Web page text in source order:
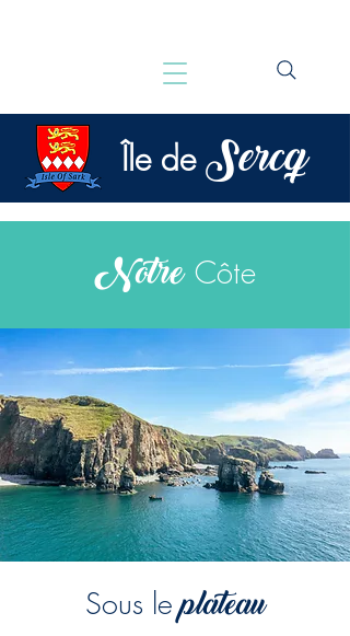
Île de Sercq
Notre Côte
Sous leplateau